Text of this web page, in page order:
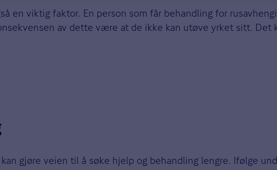
en viktig faktor. En person som får behandling for
av dette være at de ikke kan utøve yrket sitt. Det
gjøre veien til å søke hjelp og behandling lengre. Ifølge